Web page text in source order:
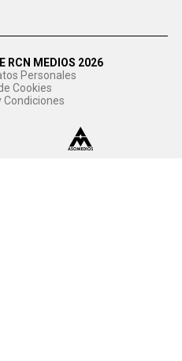
RCN MEDIOS 2026
Personales
Cookies
Condiciones